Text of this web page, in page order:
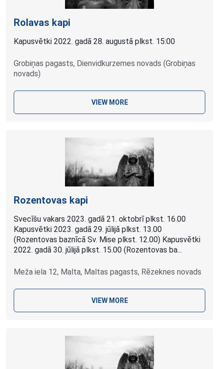
Rolavas kapi
Kapusvētki 2022. gadā 28. augustā plkst. 15:00
Grobiņas pagasts, Dienvidkurzemes novads (Grobiņas
novads)
VIEW MORE
Rozentovas kapi
Svecīšu vakars 2023. gadā 21. oktobrī plkst. 16.00
Kapusvētki 2023. gadā 29. jūlijā plkst. 13.00
(Rozentovas baznīcā Sv. Mise plkst. 12.00) Kapusvētki
2022. gadā 30. jūlijā plkst. 15.00 (Rozentovas ba...
Meža iela 12, Malta, Maltas pagasts, Rēzeknes novads
VIEW MORE